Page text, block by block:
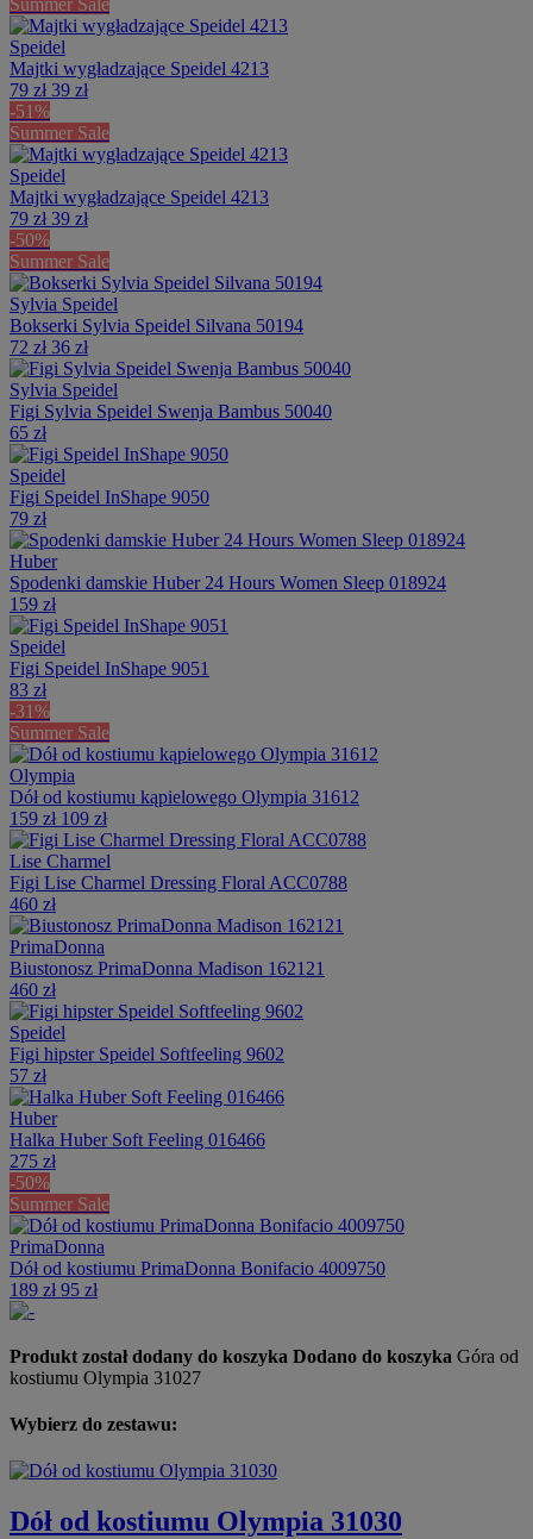
Speidel
Majtki wygładzające Speidel 4213
79 zł 39 zł
-51%
Summer Sale
Speidel
Majtki wygładzające Speidel 4213
79 zł 39 zł
-50%
Summer Sale
Sylvia Speidel
Bokserki Sylvia Speidel Silvana 50194
72 zł 36 zł
Sylvia Speidel
Figi Sylvia Speidel Swenja Bambus 50040
65 zł
Speidel
Figi Speidel InShape 9050
79 zł
Huber
Spodenki damskie Huber 24 Hours Women Sleep 018924
159 zł
Speidel
Figi Speidel InShape 9051
83 zł
-31%
Summer Sale
Olympia
Dół od kostiumu kąpielowego Olympia 31612
159 zł 109 zł
Lise Charmel
Figi Lise Charmel Dressing Floral ACC0788
460 zł
PrimaDonna
Biustonosz PrimaDonna Madison 162121
460 zł
Speidel
Figi hipster Speidel Softfeeling 9602
57 zł
Huber
Halka Huber Soft Feeling 016466
275 zł
-50%
Summer Sale
PrimaDonna
Dół od kostiumu PrimaDonna Bonifacio 4009750
189 zł 95 zł
Produkt został dodany do koszyka Dodano do koszyka Góra od
kostiumu Olympia 31027
Wybierz do zestawu:
Dół od kostiumu Olympia 31030